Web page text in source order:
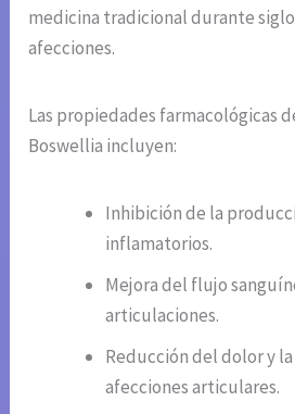
medicina tradicional durante
afecciones.
Las propiedades farmacológicas
Boswellia incluyen:
Inhibición de la
inflamatorios.
Mejora del flujo
articulaciones.
Reducción del dolor y
afecciones articulares.